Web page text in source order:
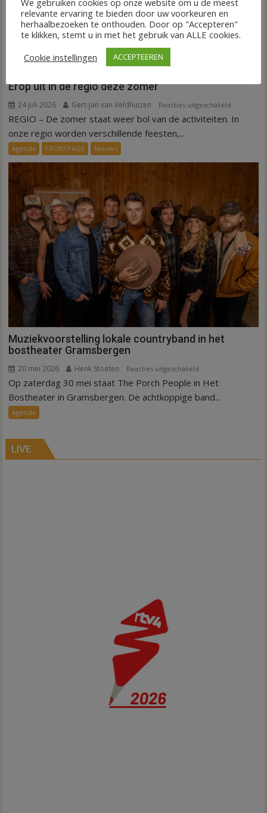
Erop uit in de regio deze zomer
24 juli 2026 Gert-Jan van Veldhuizen Reacties uitgeschakeld
Erop
REGIO – De zomer staat weer bol van de activiteiten. In
onze regio worden verschillende feesten,...
Agenda FRONTPAGE Nieuws
Muziekvoorstelling lokale countryband in het
bostheater Gramsbergen
20 mei 2026 Henk Stoeten Reacties uitgeschakeld
Muziekvoorstelling
lokale
Gramsbergen
Op zaterdag 30 mei staat The Porch People in Het
Bostheater in Gramsbergen. De achtkoppige band...
Agenda
LIVE
We gebruiken cookies op onze website om u de meest
relevante ervaring te bieden door uw voorkeuren en
herhaalbezoeken te onthouden. Door op "Accepteren"
te klikken, stemt u in met het gebruik van ALLE cookies.
Cookie instellingen
ACCEPTEEREN